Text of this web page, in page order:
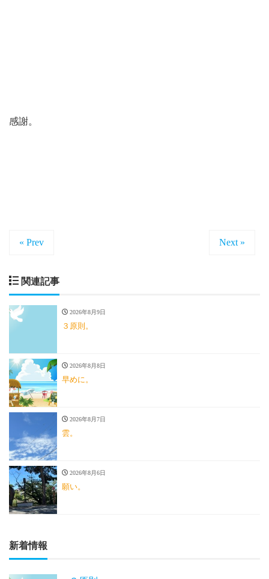
感謝。
« Prev Next »
関連記事
2026年8月9日
３原則。
2026年8月8日
早めに。
2026年8月7日
雲。
2026年8月6日
願い。
新着情報